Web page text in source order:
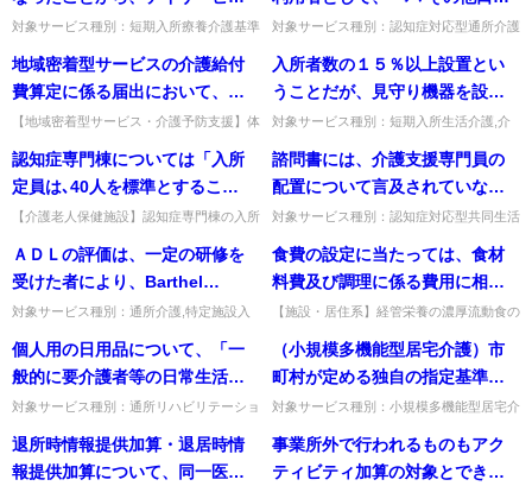
域密着型通所介護（以下「訪問
介護等」という。）がそれぞれ
位置付けられた居宅サービス計
画の数が占める割合、前６月間
に当該指定居宅介護支援事業所
において作成された居宅サービ
ス計画に位置付けられた訪問介
定地域密着型サービス事業者に
よって提供されたものが占める
割合等を説明することを義務づ
け、それに違反した場合は報酬
が減額されるが、令和３年４月
しては、どのように取り扱うの
か。
加算(Ａ)イ(Ⅱ)又はロ(Ⅱ)に変更
して取得することは可能か。 例
えば、月１回のリハビリテーシ
ョン会議の開催によりリハビリ
テーションマネジメント加算(Ａ)
イ(Ⅰ)又はロ(Ⅰ)を取得し２月間
が経過した時点で、月１回のリ
計画を作成した医師が判断した
場合、３月目から３月に１回の
リハビリテーション会議の開催
によるリハビリテーションマネ
ジメント加算(Ａ)イ(Ⅱ)又はロ
やショートステイに弁当を持っ
てきてもよいのか。
対象サービス種別：短期入所療養介護基準
いては、保険外負担となったことから、デ
イサービスやショートステイ...
機能の低下している者又はその
おそれのある者」が挙げられて
いるが、具体例としてはどのよ
うな者が対象となるか。
対象サービス種別：認知症対応型通所介護
（通所サービス）」質問口腔機能向上加算
を算定できる利用者として、「...
地域密着型サービスの介護給付
費算定に係る届出において、市
町村長から都道府県知事への進
達書（別紙3-2）を、事業者が市
町村長へ届け出る場合に使用し
ても差し支えないか。
【地域密着型サービス・介護予防支援】体
者から市町村への届出書として使ってよい
か。届出書と読み替えて使...
入所者数の１５％以上設置とい
うことだが、見守り機器を設置
しているベッドが空床であって
もよいのか。
対象サービス種別：短期入所生活介護,介
酬「夜勤職員配置加算について」質問入所
者数の１５％以上設置という...
認知症専門棟については「入所
定員は､40人を標準とするこ
と。」とされているが入所定員
の上限､下限はあるのか。
【介護老人保健施設】認知症専門棟の入所
か。40床は看護・介護単位としての標準
であり、趣旨を踏まえ適切な定...
諮問書には、介護支援専門員の
配置について言及されていなか
ったが、配置義務がなくなった
ということか。
対象サービス種別：認知症対応型共同生活
の配置」質問諮問書には、介護支援専門員
の配置について言及されてい...
ＡＤＬの評価は、一定の研修を
受けた者により、Barthel
Index（以下「ＢＩ」という。）
の研修」とはなにか。
対象サービス種別：通所介護,特定施設入
型通所介護,認知症対応型通所介護,地域密
着型特定施設入居者生活...
食費の設定に当たっては、食材
料費及び調理に係る費用に相当
する額を基本とすることとなっ
ているが、経管栄養について提
供される濃厚流動食の場合にお
ける食費よりコストが低くなる
ことから、他の食費より低く設
定することは可能か。
【施設・居住系】経管栄養の濃厚流動食の
費・調理費用を基本に、他と区別して別に
設定して差し支えない。出典：...
個人用の日用品について、「一
般的に要介護者等の日常生活に
最低限必要と考えられるもの」
とは、どういったものが想定さ
れるのか。
対象サービス種別：通所リハビリテーショ
応型通所介護,短期入所生活介護,短期入所
療養介護,福祉用具貸...
（小規模多機能型居宅介護）市
町村が定める独自の指定基準に
おいて、有料老人ホームや高齢
者賃貸住宅等と同一建物内に事
業所を設けることは認められな
対象サービス種別：小規模多機能型居宅介
との併設」質問（小規模多機能型居宅介
護）市町村が定める独自の指定...
退所時情報提供加算・退居時情
報提供加算について、同一医療
事業所外で行われるものもアク
ティビティ加算の対象とできる